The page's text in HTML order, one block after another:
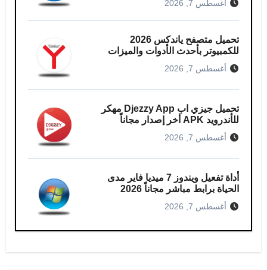
أغسطس 7, 2026
تحميل متصفح ياندكس 2026
للكمبيوتر بأحدث الأدوات والميزات
أغسطس 7, 2026
تحميل جيزي اب Djezzy App مهكر
للأندرويد APK أخر إصدار مجاناً
أغسطس 7, 2026
أداة تفعيل ويندوز 7 ميديا فاير مدى
الحياة برابط مباشر مجاناً 2026
أغسطس 7, 2026